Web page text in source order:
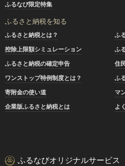
ふるなび限定特集
ふるさと納税を知る
ふるさと納税とは？
ふ
控除上限額シミュレーション
ふ
ふるさと納税の確定申告
住
ワンストップ特例制度とは？
ふ
寄附金の使い道
マ
企業版ふるさと納税とは
よ
ふるなびオリジナルサービス